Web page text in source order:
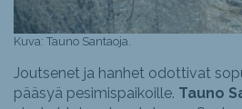
Kuva: Tauno Santaoja.
Joutsenet ja hanhet odottivat
pääsyä pesimispaikoille. Tauno